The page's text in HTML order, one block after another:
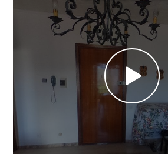
Arredato
Nuova costruzione
Lusso